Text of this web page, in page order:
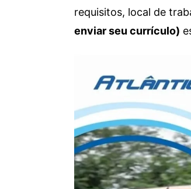
requisitos, local de
enviar seu currículo)